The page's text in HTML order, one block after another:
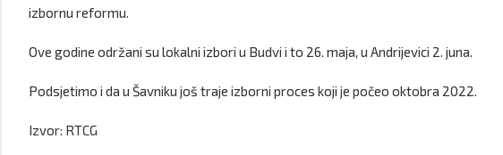
izbornu reformu.
Ove godine održani su lokalni izbori u Budvi i to 26. maja, u Andrijevici 2. juna.
Podsjetimo i da u Šavniku još traje izborni proces koji je počeo oktobra 2022.
Izvor: RTCG